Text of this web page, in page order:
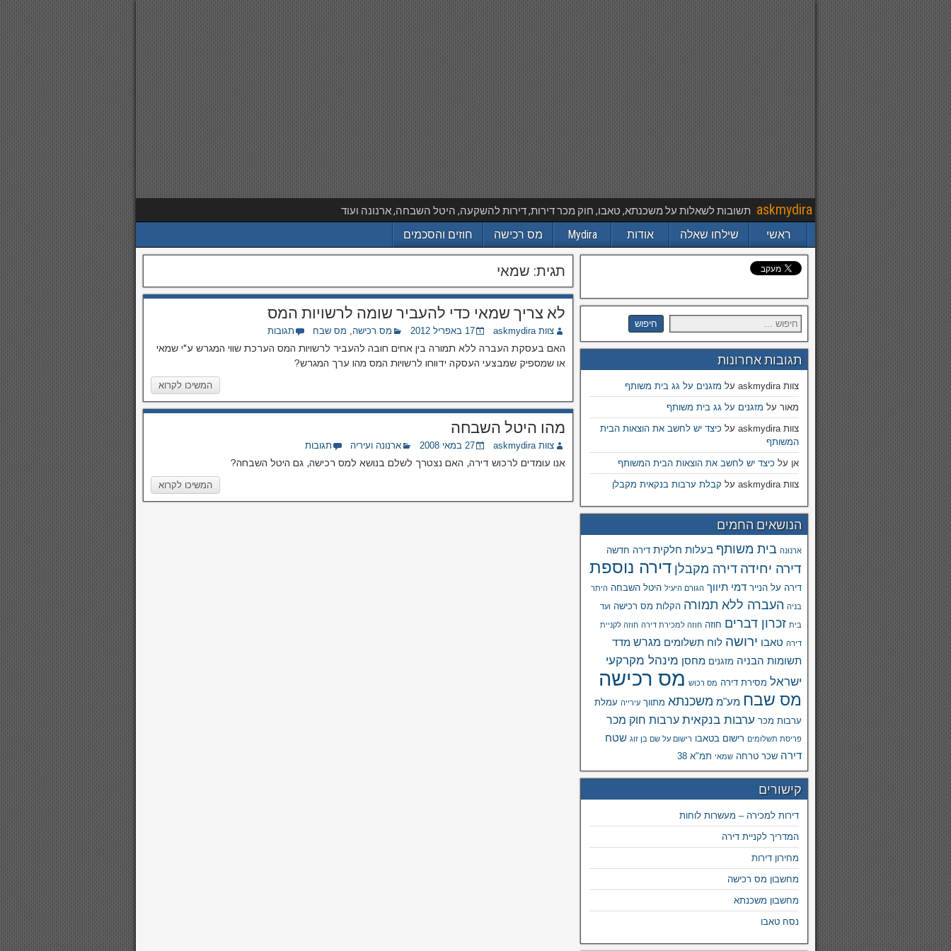
askmydira תשובות לשאלות על משכנתא, טאבו, חוק מכר דירות, דירות להשקעה, היטל השבחה, ארנונה ועוד
ראשי שילחו שאלה אודות Mydira מס רכישה חוזים והסכמים
תגית: שמאי
לא צריך שמאי כדי להעביר שומה לרשויות המס
צוות askmydira 17 באפריל 2012 מס רכישה, מס שבח תגובות
האם בעסקת העברה ללא תמורה בין אחים חובה להעביר לרשויות המס הערכת שווי המגרש ע"י שמאי
או שמספיק שמבצעי העסקה ידווחו לרשויות המס מהו ערך המגרש?
המשיכו לקרוא
מהו היטל השבחה
צוות askmydira 27 במאי 2008 ארנונה ועיריה תגובות
אנו עומדים לרכוש דירה, האם נצטרך לשלם בנושא למס רכישה, גם היטל השבחה?
המשיכו לקרוא
תגובות אחרונות
צוות askmydira על מזגנים על גג בית משותף
מאור על מזגנים על גג בית משותף
צוות askmydira
על כיצד יש לחשב את הוצאות הבית
המשותף
אן על כיצד יש לחשב את הוצאות הבית המשותף
צוות askmydira
על קבלת ערבות בנקאית מקבלן
הנושאים החמים
ארנונה בית משותף בעלות חלקית דירה חדשה
דירה יחידה דירה מקבלן דירה נוספת
דירה על הנייר דמי תיווך הגורם היעיל היטל השבחה היתר
בניה העברה ללא תמורה הקלות מס רכישה ועד
בית זכרון דברים חוזה חוזה למכירת דירה חוזה לקניית
דירה טאבו ירושה לוח תשלומים מגרש מדד
תשומות הבניה מזגנים מחסן מינהל מקרקעי
ישראל מסירת דירה מס רכוש מס רכישה
מס שבח מע"מ משכנתא מתווך עירייה עמלת
ערבות מכר ערבות בנקאית ערבות חוק מכר
פריסת תשלומים רישום בטאבו רישום על שם בן זוג שטח
דירה שכר טרחה שמאי תמ"א 38
קישורים
דירות למכירה – מעשרות לוחות
המדריך לקניית דירה
מחירון דירות
מחשבון מס רכישה
מחשבון משכנתא
נסח טאבו